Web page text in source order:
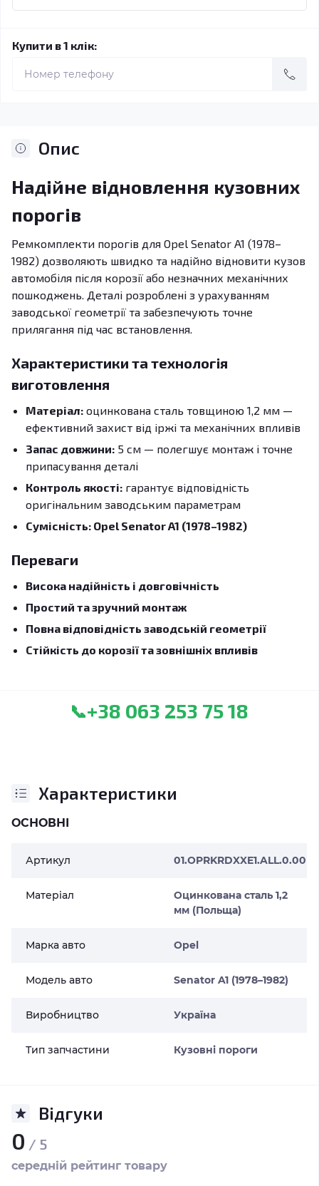
Купити в 1 клік:
Опис
Надійне відновлення кузовних
порогів
Ремкомплекти порогів для Opel Senator A1 (1978–
1982) дозволяють швидко та надійно відновити кузов
автомобіля після корозії або незначних механічних
пошкоджень. Деталі розроблені з урахуванням
заводської геометрії та забезпечують точне
прилягання під час встановлення.
Характеристики та технологія
виготовлення
Матеріал: оцинкована сталь товщиною 1,2 мм —
ефективний захист від іржі та механічних впливів
Запас довжини: 5 см — полегшує монтаж і точне
припасування деталі
Контроль якості: гарантує відповідність
оригінальним заводським параметрам
Сумісність: Opel Senator A1 (1978–1982)
Переваги
Висока надійність і довговічність
Простий та зручний монтаж
Повна відповідність заводській геометрії
Стійкість до корозії та зовнішніх впливів
📞+38 063 253 75 18
Характеристики
ОСНОВНІ
Артикул 01.OPRKRDXXE1.ALL.0.00
Матеріал
Оцинкована сталь 1,2
мм (Польща)
Марка авто Opel
Модель авто Senator A1 (1978–1982)
Виробництво Україна
Тип запчастини Кузовні пороги
Відгуки
0 / 5
середній рейтинг товару